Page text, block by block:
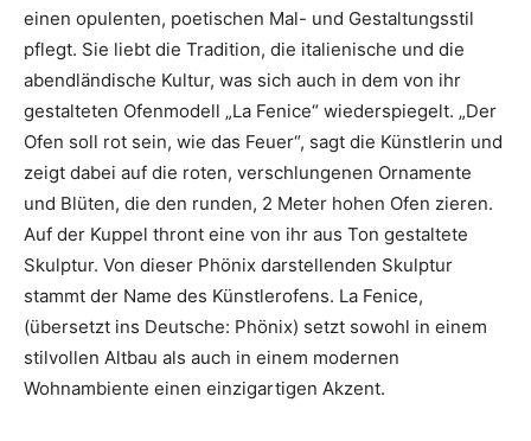
einen opulenten, poetischen Mal- und Gestaltungsstil
pflegt. Sie liebt die Tradition, die italienische und die
abendländische Kultur, was sich auch in dem von ihr
gestalteten Ofenmodell „La Fenice“ wiederspiegelt. „Der
Ofen soll rot sein, wie das Feuer“, sagt die Künstlerin und
zeigt dabei auf die roten, verschlungenen Ornamente
und Blüten, die den runden, 2 Meter hohen Ofen zieren.
Auf der Kuppel thront eine von ihr aus Ton gestaltete
Skulptur. Von dieser Phönix darstellenden Skulptur
stammt der Name des Künstlerofens. La Fenice,
(übersetzt ins Deutsche: Phönix) setzt sowohl in einem
stilvollen Altbau als auch in einem modernen
Wohnambiente einen einzigartigen Akzent.